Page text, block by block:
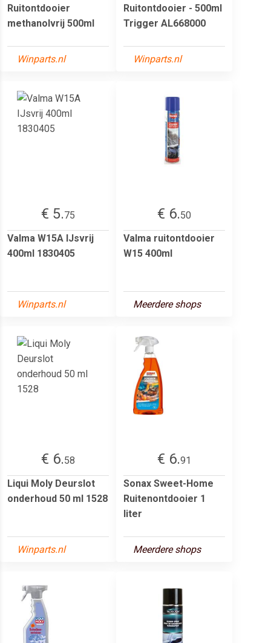
Ruitontdooier
methanolvrij 500ml
Winparts.nl
Ruitontdooier - 500ml
Trigger AL668000
Winparts.nl
€ 5.75
Valma W15A IJsvrij
400ml 1830405
Winparts.nl
€ 6.50
Valma ruitontdooier
W15 400ml
Meerdere shops
€ 6.58
Liqui Moly Deurslot
onderhoud 50 ml 1528
Winparts.nl
€ 6.91
Sonax Sweet-Home
Ruitenontdooier 1
liter
Meerdere shops